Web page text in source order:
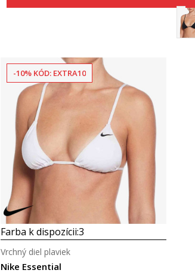
Porovnaj
-10% KÓD: EXTRA10
Farba k dispozícii:3
Nike Essential
Vrchný diel plaviek